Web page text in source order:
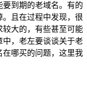
到期的老域名。有的
且在过程中发现，很
大的，有些甚至可能
，老左要谈谈关于老
哪买的问题，这里我